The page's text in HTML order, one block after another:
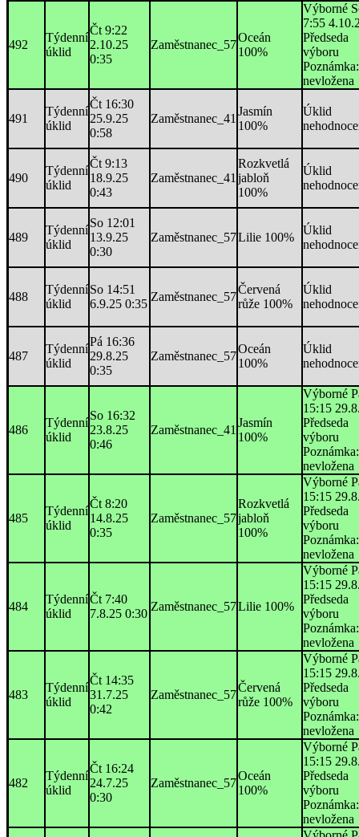
492
Týdenní
úklid
Čt 9:22
2.10.25
0:35
Zaměstnanec_57
Oceán
100%
Výborné
7:55
Předseda
výboru
Poznámka:
nevložena
491
Týdenní
úklid
Čt 16:30
25.9.25
0:58
Zaměstnanec_41
Jasmín
100%
Úklid
490
Týdenní
úklid
Čt 9:13
18.9.25
0:43
Zaměstnanec_41
Rozkvetlá
jabloň
100%
Úklid
489
Týdenní
úklid
So 12:01
13.9.25
0:30
Zaměstnanec_57Lilie 100%
Úklid
488
Týdenní
úklid
So 14:51
6.9.25 0:35
Zaměstnanec_57
Červená
růže 100%
Úklid
487
Týdenní
úklid
Pá 16:36
29.8.25
0:35
Zaměstnanec_57
Oceán
100%
Úklid
486
Týdenní
úklid
So 16:32
23.8.25
0:46
Zaměstnanec_41
Jasmín
100%
Výborné
15:15
Předseda
výboru
Poznámka:
nevložena
485
Týdenní
úklid
Čt 8:20
14.8.25
0:35
Zaměstnanec_57
Rozkvetlá
jabloň
100%
Výborné
15:15
Předseda
výboru
Poznámka:
nevložena
484
Týdenní
úklid
Čt 7:40
7.8.25 0:30
Zaměstnanec_57Lilie 100%
Výborné
15:15
Předseda
výboru
Poznámka:
nevložena
483
Týdenní
úklid
Čt 14:35
31.7.25
0:42
Zaměstnanec_57
Červená
růže 100%
Výborné
15:15
Předseda
výboru
Poznámka:
nevložena
482
Týdenní
úklid
Čt 16:24
24.7.25
0:30
Zaměstnanec_57
Oceán
100%
Výborné
15:15
Předseda
výboru
Poznámka:
nevložena